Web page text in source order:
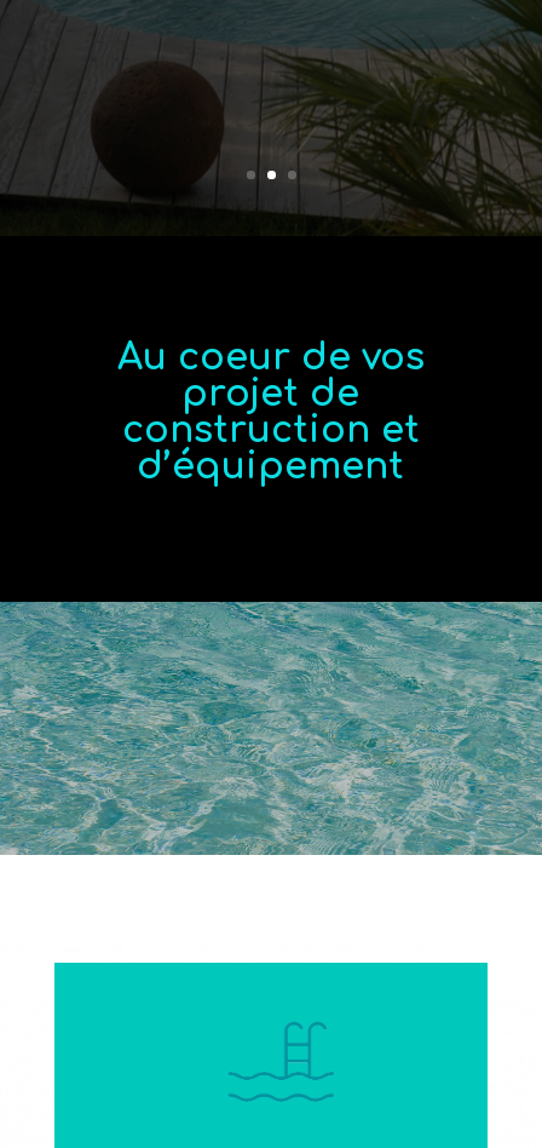
Au coeur de vos
projet de
construction et
d’équipement